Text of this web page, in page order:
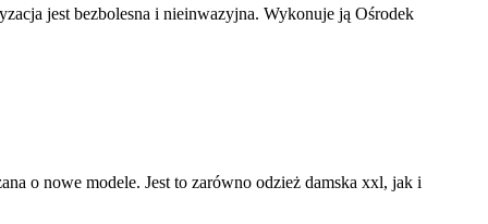
jest bezbolesna i nieinwazyjna. Wykonuje ją Ośrodek
o nowe modele. Jest to zarówno odzież damska xxl, jak i